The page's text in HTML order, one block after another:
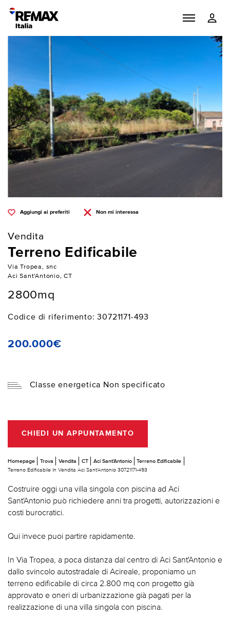
Aggiungi ai preferiti Non mi interessa
Vendita
Terreno Edificabile
Via Tropea, snc
Aci Sant'Antonio, CT
2800mq
Codice di riferimento: 30721171-493
200.000€
Classe energetica Non specificato
CHIEDI UN APPUNTAMENTO
Homepage Trova Vendita CT Aci Sant'Antonio
Terreno Edificabile
Terreno Edificabile In Vendita Aci Sant'Antonio 30721171-493
Costruire oggi una villa singola con piscina ad Aci
Sant'Antonio può richiedere anni tra progetti, autorizzazioni e
costi burocratici.
Qui invece puoi partire rapidamente.
In Via Tropea, a poca distanza dal centro di Aci Sant'Antonio e
dallo svincolo autostradale di Acireale, proponiamo un
terreno edificabile di circa 2.800 mq con progetto già
approvato e oneri di urbanizzazione già pagati per la
realizzazione di una villa singola con piscina.